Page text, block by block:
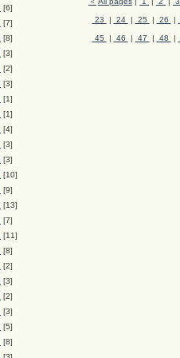
[6]
[7]
[8]
[3]
[2]
[3]
[1]
[1]
[4]
[3]
[3]
[10]
[9]
[13]
[7]
[11]
[8]
[2]
[3]
[2]
[3]
[5]
[8]
23 | 24 | 25 | 26 |
45 | 46 | 47 | 48 |